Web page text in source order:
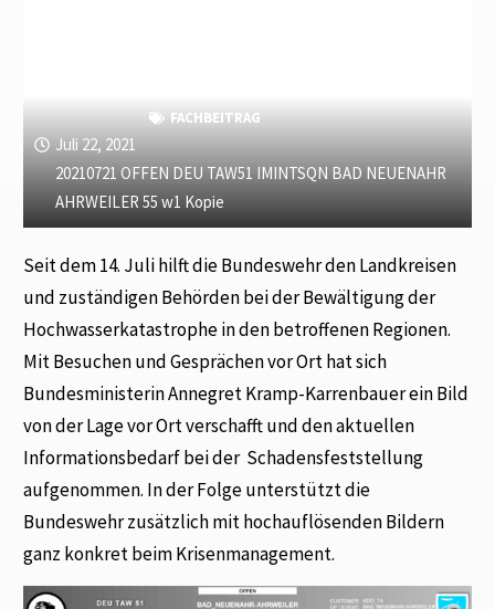
FACHBEITRAG
Juli 22, 2021
20210721 OFFEN DEU TAW51 IMINTSQN BAD NEUENAHR
AHRWEILER 55 w1 Kopie
Seit dem 14. Juli hilft die Bundeswehr den Landkreisen
und zuständigen Behörden bei der Bewältigung der
Hochwasserkatastrophe in den betroffenen Regionen.
Mit Besuchen und Gesprächen vor Ort hat sich
Bundesministerin Annegret Kramp-Karrenbauer ein Bild
von der Lage vor Ort verschafft und den aktuellen
Informationsbedarf bei der Schadensfeststellung
aufgenommen. In der Folge unterstützt die
Bundeswehr zusätzlich mit hochauflösenden Bildern
ganz konkret beim Krisenmanagement.